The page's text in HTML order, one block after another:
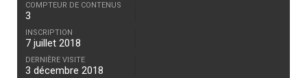
COMPTEUR DE CONTENUS
3
INSCRIPTION
7 juillet 2018
DERNIÈRE VISITE
3 décembre 2018